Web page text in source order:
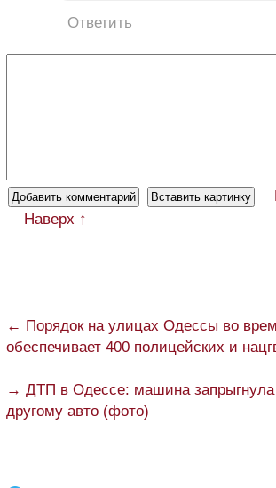
Ответить
Наверх ↑
← Порядок на улицах Одессы во
обеспечивает 400 полицейских и
→ ДТП в Одессе: машина запрыгнула
другому авто (фото)